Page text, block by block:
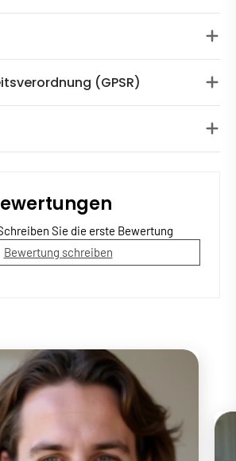
(GPSR)
Sie die erste Bewertung
Bewertung schreiben